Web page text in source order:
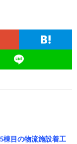
棟目の物流施設着工